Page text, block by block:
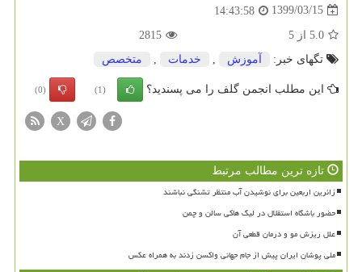
1399/03/15
14:43:58
5.0 از 5
2815
تگهای خبر:
آموزش خدمات متخصص
این مطلب انجمن گلف را می پسندید؟ (1)
(0)
X
تازه ترین مطالب مرتبط
زائرین اربعین برای نوشیدن آب منتظر تشنگی نباشند
حضور باشگاه استقلال در لیگ هاکی سالن و چمن
علل ریزش مو و درمان قطعی آن
ملی پوشان ایران پیش از جام جهانی واکسن زدند به همراه عکس